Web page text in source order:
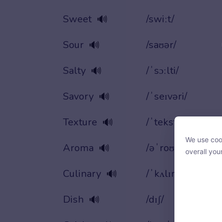
Sweet 🔊 /swiːt/
Sour 🔊 /saʊər/
Salty 🔊 /ˈsɔːlti/
Savory 🔊 /ˈseɪvəri/
Texture 🔊 /ˈtekstʃər/
Aroma 🔊 /əˈroʊmə/
Culinary 🔊 /ˈkʌlɪneri/
Dish 🔊 /dɪʃ/
We use
overall
We use
overall